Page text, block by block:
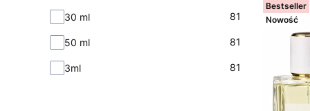
Pojemność
30 ml 81
50 ml 81
3ml 81
Bestseller
Nowość